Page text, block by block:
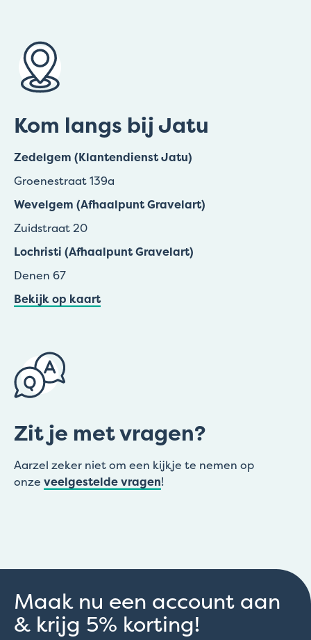
Kom langs bij Jatu
Zedelgem (Klantendienst Jatu)
Groenestraat 139a
Wevelgem (Afhaalpunt Gravelart)
Zuidstraat 20
Lochristi (Afhaalpunt Gravelart)
Denen 67
Bekijk op kaart
Zit je met vragen?
Aarzel zeker niet om een kijkje te nemen op
onze veelgestelde vragen!
Maak nu een account aan
& krijg 5% korting!